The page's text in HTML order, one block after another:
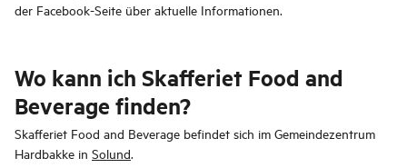
der Facebook-Seite über aktuelle Informationen.
Wo kann ich Skafferiet Food and
Beverage finden?
Skafferiet Food and Beverage befindet sich im Gemeindezentrum
Hardbakke in Solund.